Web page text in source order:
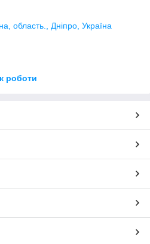
область., Дніпро, Україна
роботи